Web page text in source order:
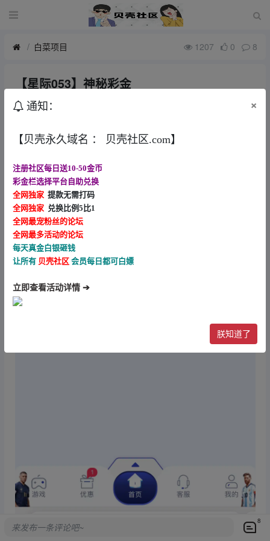
白菜项目 1207 0 8
【星际053】神秘彩金
w12359835
通知： ×
【贝壳永久域名 ： 贝壳社区.com】
注册社区每日送10-50金币
彩金栏选择平台自助兑换
全网独家 提款无需打码
全网独家 兑换比例5比1
全网最宠粉丝的论坛
全网最多活动的论坛
每天真金白银砸钱
让所有 贝壳社区 会员每日都可白嫖
立即查看活动详情 ➔
朕知道了
来发布一条评论吧~
8